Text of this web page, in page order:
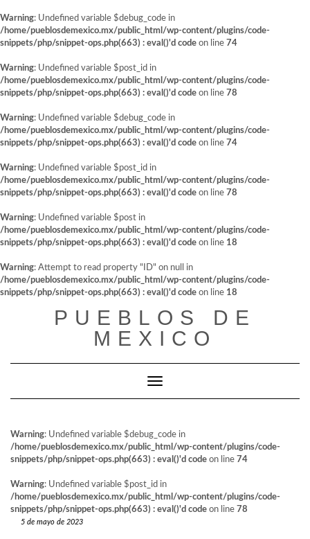
Warning: Undefined variable $debug_code in
/home/pueblosdemexico.mx/public_html/wp-content/plugins/code-
snippets/php/snippet-ops.php(663) : eval()'d code on line 74
Warning: Undefined variable $post_id in
/home/pueblosdemexico.mx/public_html/wp-content/plugins/code-
snippets/php/snippet-ops.php(663) : eval()'d code on line 78
Warning: Undefined variable $debug_code in
/home/pueblosdemexico.mx/public_html/wp-content/plugins/code-
snippets/php/snippet-ops.php(663) : eval()'d code on line 74
Warning: Undefined variable $post_id in
/home/pueblosdemexico.mx/public_html/wp-content/plugins/code-
snippets/php/snippet-ops.php(663) : eval()'d code on line 78
Warning: Undefined variable $post in
/home/pueblosdemexico.mx/public_html/wp-content/plugins/code-
snippets/php/snippet-ops.php(663) : eval()'d code on line 18
Warning: Attempt to read property "ID" on null in
/home/pueblosdemexico.mx/public_html/wp-content/plugins/code-
snippets/php/snippet-ops.php(663) : eval()'d code on line 18
PUEBLOS DE
MEXICO
Cambiar modo de navegación
Warning: Undefined variable $debug_code in
/home/pueblosdemexico.mx/public_html/wp-content/plugins/code-
snippets/php/snippet-ops.php(663) : eval()'d code on line 74
Warning: Undefined variable $post_id in
/home/pueblosdemexico.mx/public_html/wp-content/plugins/code-
snippets/php/snippet-ops.php(663) : eval()'d code on line 78
5 de mayo de 2023